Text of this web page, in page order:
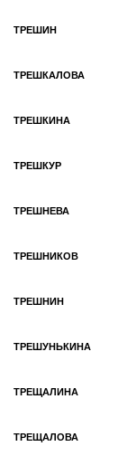
ТРЕШИН
ТРЕШКАЛОВА
ТРЕШКИНА
ТРЕШКУР
ТРЕШНЕВА
ТРЕШНИКОВ
ТРЕШНИН
ТРЕШУНЬКИНА
ТРЕЩАЛИНА
ТРЕЩАЛОВА